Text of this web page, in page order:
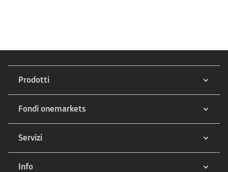
Prodotti
Fondi onemarkets
Servizi
Info